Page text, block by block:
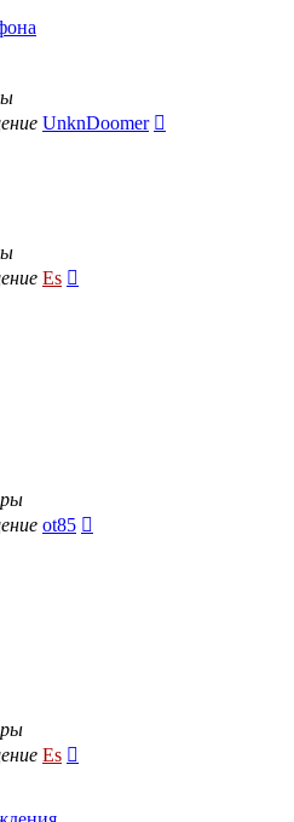
UnknDoomer
Es
ot85
Es